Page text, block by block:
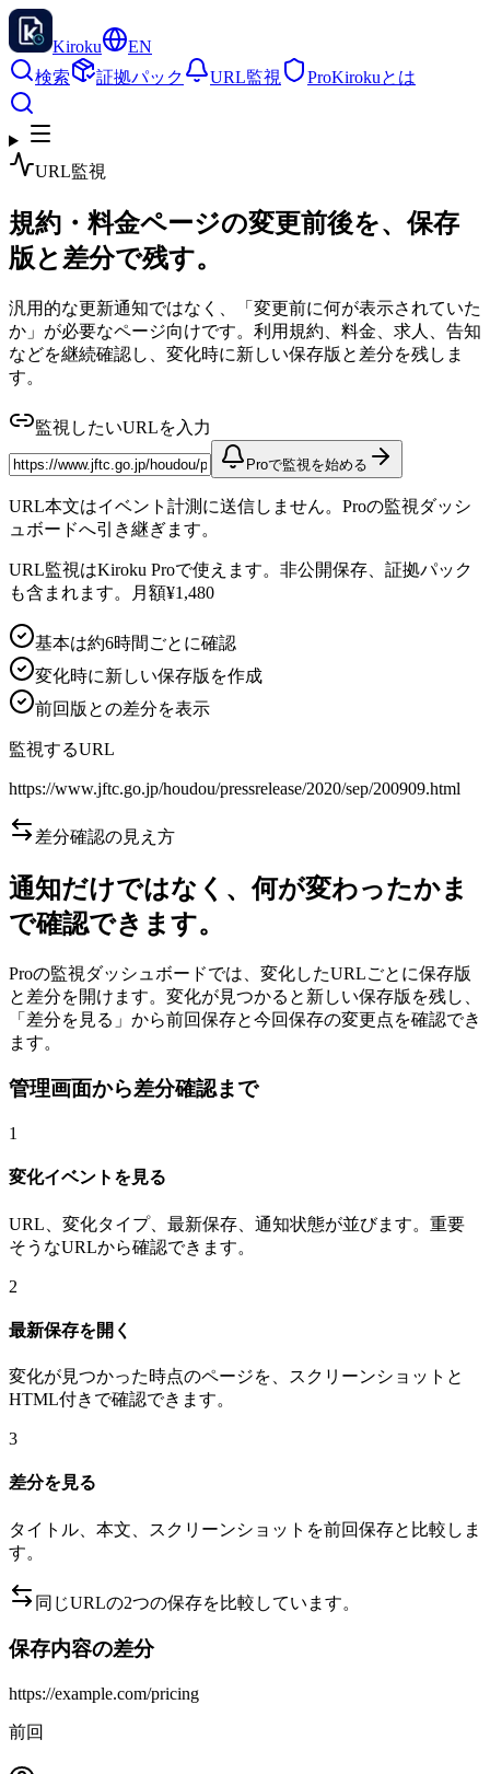
Kiroku
EN
検索
証拠パック URL監視 ProKirokuとは
URL監視
規約・料金ページの変更前後を、保存
版と差分で残す。
汎用的な更新通知ではなく、「変更前に何が表示されていた
か」が必要なページ向けです。利用規約、料金、求人、告知
などを継続確認し、変化時に新しい保存版と差分を残しま
す。
監視したいURLを入力
Proで監視を始める
URL本文はイベント計測に送信しません。Proの監視ダッシ
ュボードへ引き継ぎます。
URL監視はKiroku Proで使えます。非公開保存、証拠パック
も含まれます。月額¥1,480
基本は約6時間ごとに確認
変化時に新しい保存版を作成
前回版との差分を表示
監視するURL
https://www.jftc.go.jp/houdou/pressrelease/2020/sep/200909.html
差分確認の見え方
通知だけではなく、何が変わったかま
で確認できます。
Proの監視ダッシュボードでは、変化したURLごとに保存版
と差分を開けます。変化が見つかると新しい保存版を残し、
「差分を見る」から前回保存と今回保存の変更点を確認でき
ます。
管理画面から差分確認まで
1
変化イベントを見る
URL、変化タイプ、最新保存、通知状態が並びます。重要
そうなURLから確認できます。
2
最新保存を開く
変化が見つかった時点のページを、スクリーンショットと
HTML付きで確認できます。
3
差分を見る
タイトル、本文、スクリーンショットを前回保存と比較しま
す。
同じURLの2つの保存を比較しています。
保存内容の差分
https://example.com/pricing
前回